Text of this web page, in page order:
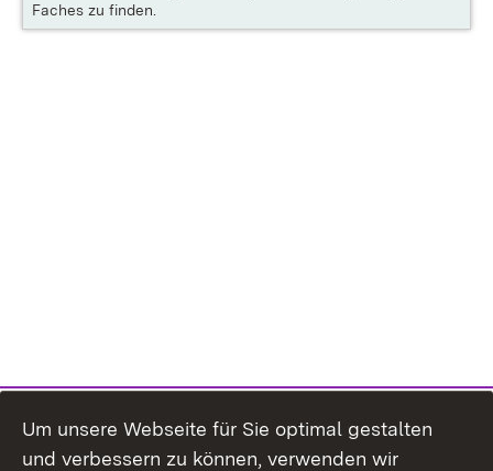
Faches zu finden.
Um unsere Webseite für Sie optimal gestalten
und verbessern zu können, verwenden wir